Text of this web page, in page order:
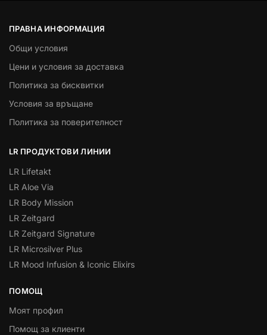
ПРАВНА ИНФОРМАЦИЯ
Общи условия
Цени и условия за доставка
Политика за бисквитки
Условия за връщане
Политика за поверителност
LR ПРОДУКТОВИ ЛИНИИ
LR Lifetakt
LR Aloe Via
LR Body Mission
LR Zeitgard
LR Zeitgard Signature
LR Microsilver Plus
LR Mood Infusion & Iconic Elixirs
ПОМОЩ
Моят профил
Помощ за клиенти